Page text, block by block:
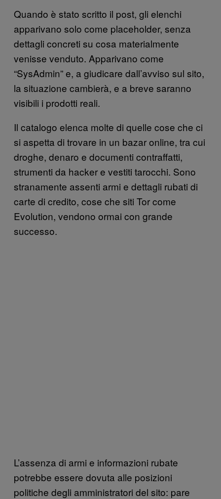
Quando è stato scritto il post, gli elenchi
apparivano solo come placeholder, senza
dettagli concreti su cosa materialmente
venisse venduto. Apparivano come
“SysAdmin” e, a giudicare dall’avviso sul sito,
la situazione cambierà, e a breve saranno
visibili i prodotti reali.
Il catalogo elenca molte di quelle cose che ci
si aspetta di trovare in un bazar online, tra cui
droghe, denaro e documenti contraffatti,
strumenti da hacker e vestiti tarocchi. Sono
stranamente assenti armi e dettagli rubati di
carte di credito, cose che siti Tor come
Evolution, vendono ormai con grande
successo.
L’assenza di armi e informazioni rubate
potrebbe essere dovuta alle posizioni
politiche degli amministratori del sito: pare